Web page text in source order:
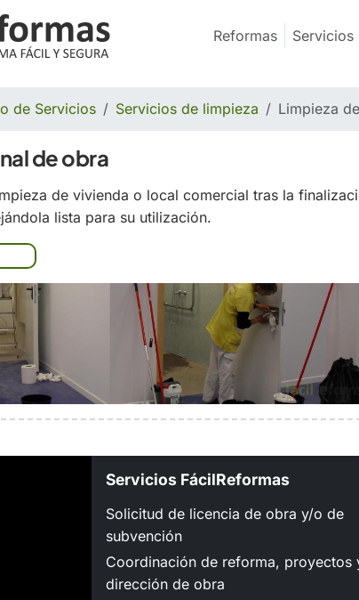
Reformas Servicios
de Servicios Servicios de limpieza Limpieza
de obra
de vivienda o local comercial tras la
lista para su utilización.
Servicios FácilReformas
Solicitud de licencia de obra y/o de
subvención
Coordinación de reforma, proyectos
dirección de obra